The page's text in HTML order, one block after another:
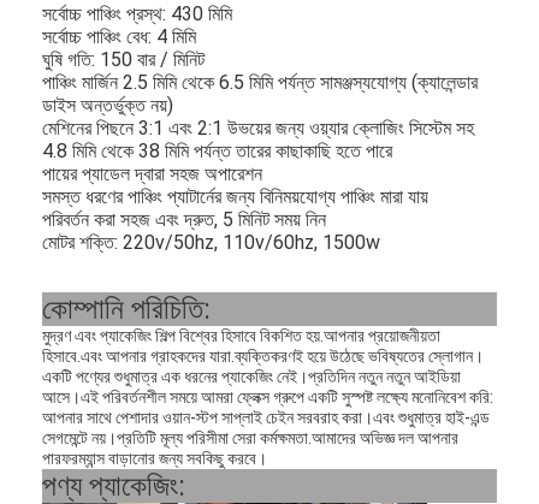
সর্বোচ্চ পাঞ্চিং প্রস্থ: 430 মিমি
সর্বোচ্চ পাঞ্চিং বেধ: 4 মিমি
ঘুষি গতি: 150 বার / মিনিট
পাঞ্চিং মার্জিন 2.5 মিমি থেকে 6.5 মিমি পর্যন্ত সামঞ্জস্যযোগ্য (ক্যালেন্ডার
ডাইস অন্তর্ভুক্ত নয়)
মেশিনের পিছনে 3:1 এবং 2:1 উভয়ের জন্য ওয়্যার ক্লোজিং সিস্টেম সহ
4.8 মিমি থেকে 38 মিমি পর্যন্ত তারের কাছাকাছি হতে পারে
পায়ের প্যাডেল দ্বারা সহজ অপারেশন
সমস্ত ধরণের পাঞ্চিং প্যাটার্নের জন্য বিনিময়যোগ্য পাঞ্চিং মারা যায়
পরিবর্তন করা সহজ এবং দ্রুত, 5 মিনিট সময় নিন
মোটর শক্তি: 220v/50hz, 110v/60hz, 1500w
কোম্পানি পরিচিতি:
মুদ্রণ এবং প্যাকেজিং শিল্প বিশ্বের হিসাবে বিকশিত হয়.আপনার প্রয়োজনীয়তা
হিসাবে.এবং আপনার গ্রাহকদের যারা.ব্যক্তিকরণই হয়ে উঠেছে ভবিষ্যতের স্লোগান।
একটি পণ্যের শুধুমাত্র এক ধরনের প্যাকেজিং নেই।প্রতিদিন নতুন নতুন আইডিয়া
আসে।এই পরিবর্তনশীল সময়ে আমরা ফ্লেক্স গ্রুপে একটি সুস্পষ্ট লক্ষ্যে মনোনিবেশ করি:
আপনার সাথে পেশাদার ওয়ান-স্টপ সাপ্লাই চেইন সরবরাহ করা।এবং শুধুমাত্র হাই-এন্ড
সেগমেন্টে নয়।প্রতিটি মূল্য পরিসীমা সেরা কর্মক্ষমতা.আমাদের অভিজ্ঞ দল আপনার
পারফরম্যান্স বাড়ানোর জন্য সবকিছু করবে।
পণ্য প্যাকেজিং: